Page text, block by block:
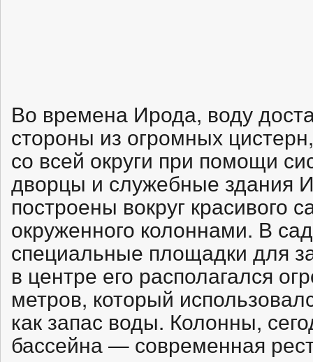
Во времена Ирода, воду
стороны из огромных
со всей округи при помощи
дворцы и служебные здания
построены вокруг красивого
окруженного колоннами. В
специальные площадки для
в центре его располагался
метров, который
как запас воды. Колонны,
бассейна — современная